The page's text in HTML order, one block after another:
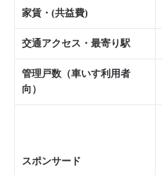
家賃・(共益費)
交通アクセス・最寄り駅
管理戸数（車いす利用者
向）
スポンサード